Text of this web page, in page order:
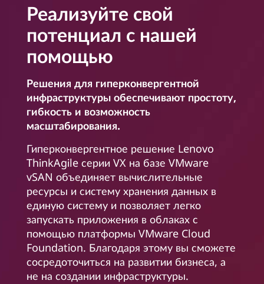
Реализуйте свой
потенциал с нашей
помощью
Решения для гиперконвергентной
инфраструктуры обеспечивают простоту,
гибкость и возможность
масштабирования.
Гиперконвергентное решение Lenovo
ThinkAgile серии VX на базе VMware
vSAN объединяет вычислительные
ресурсы и систему хранения данных в
единую систему и позволяет легко
запускать приложения в облаках с
помощью платформы VMware Cloud
Foundation. Благодаря этому вы сможете
сосредоточиться на развитии бизнеса, а
не на создании инфраструктуры.